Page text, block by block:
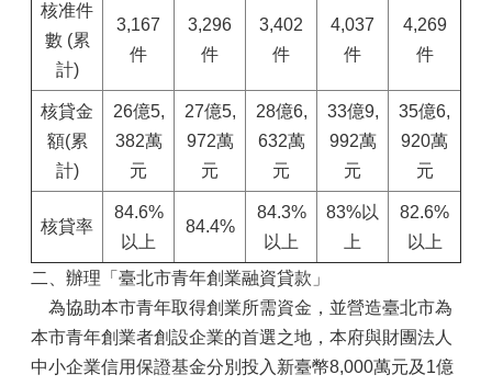
核准件
數 (累
計)
3,167
件
3,296
件
3,402
件
4,037
件
4,269
件
核貸金
額(累
計)
26億5,
382萬
元
27億5,
972萬
元
28億6,
632萬
元
33億9,
992萬
元
35億6,
920萬
元
核貸率
84.6%
以上
84.4%
84.3%
以上
83%以
上
82.6%
以上
二、辦理「臺北市青年創業融資貸款」
為協助本市青年取得創業所需資金，並營造臺北市為
本市青年創業者創設企業的首選之地，本府與財團法人
中小企業信用保證基金分別投入新臺幣8,000萬元及1億